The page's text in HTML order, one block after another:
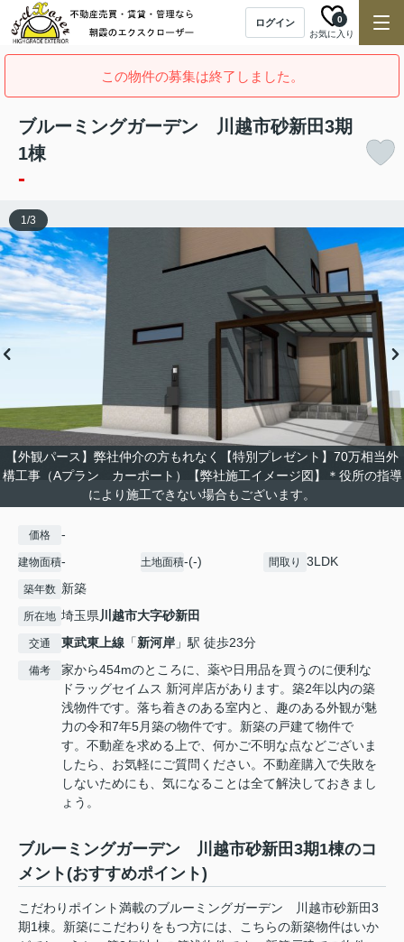
ログイン
お気に入り
0
この物件の募集は終了しました。
ブルーミングガーデン 川越市砂新田3期
1棟
-
【外観パース】弊社仲介の方もれなく【特別プレゼント】70万相当外
構工事（Aプラン カーポート）【弊社施工イメージ図】＊役所の指導
により施工できない場合もございます。
1/3
価格 -
建物面積- 土地面積-(-) 間取り 3LDK
築年数 新築
所在地 埼玉県川越市大字砂新田
交通 東武東上線 「新河岸 」駅 徒歩23分
備考
家から454mのところに、薬や日用品を買うのに便利な
ドラッグセイムス 新河岸店があります。築2年以内の築
浅物件です。落ち着きのある室内と、趣のある外観が魅
力の令和7年5月築の物件です。新築の戸建て物件で
す。不動産を求める上で、何かご不明な点などございま
したら、お気軽にご質問ください。不動産購入で失敗を
しないためにも、気になることは全て解決しておきまし
ょう。
ブルーミングガーデン 川越市砂新田3期1棟のコ
メント(おすすめポイント)
こだわりポイント満載のブルーミングガーデン 川越市砂新田3
期1棟。新築にこだわりをもつ方には、こちらの新築物件はいか